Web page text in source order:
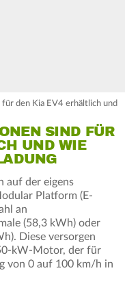
den Kia EV4 erhältlich und
SIND FÜR
UND WIE
auf der eigens
Platform (E-
an
(58,3 kWh) oder
Diese versorgen
kW-Motor, der für
von 0 auf 100 km/h in